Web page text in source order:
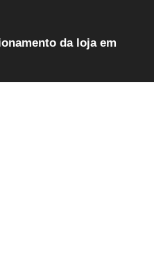
da loja em